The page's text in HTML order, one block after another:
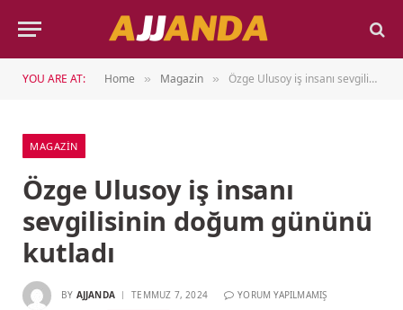
YOU ARE AT: Home » Magazin » Özge Ulusoy iş insanı sevgilisinin doğum gününü kutladı
MAGAZIN
Özge Ulusoy iş insanı
sevgilisinin doğum gününü
kutladı
BY AJJANDA TEMMUZ 7, 2024 YORUM YAPILMAMIŞ